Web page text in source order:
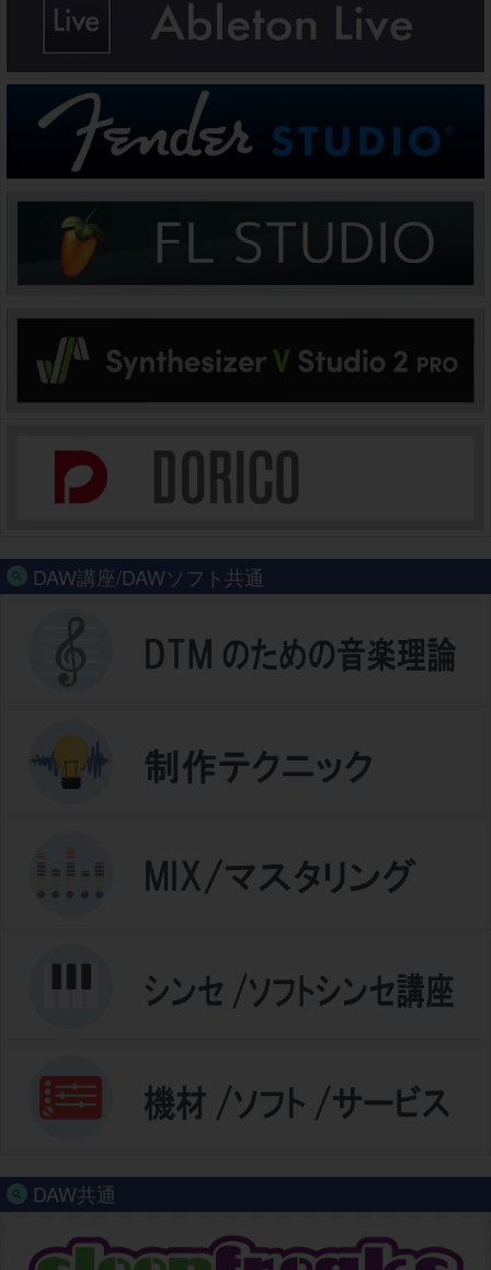
DAW講座/DAWソフト共通
DAW共通